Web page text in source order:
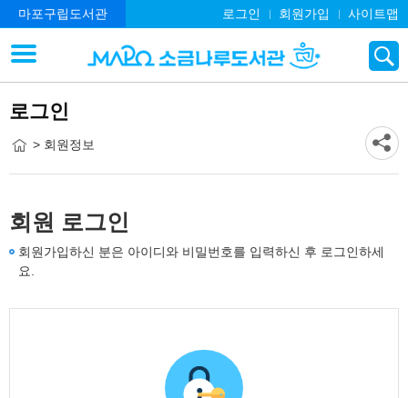
마포구립도서관 로그인 회원가입 사이트맵
로그인
> 회원정보
회원 로그인
회원가입하신 분은 아이디와 비밀번호를 입력하신 후 로그인하세
요.